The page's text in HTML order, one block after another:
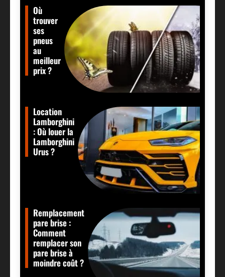
Où
trouver
ses
pneus
au
meilleur
prix ?
Location
Lamborghini
: Où louer la
Lamborghini
Urus ?
Remplacement
pare brise :
Comment
remplacer son
pare brise à
moindre coût ?